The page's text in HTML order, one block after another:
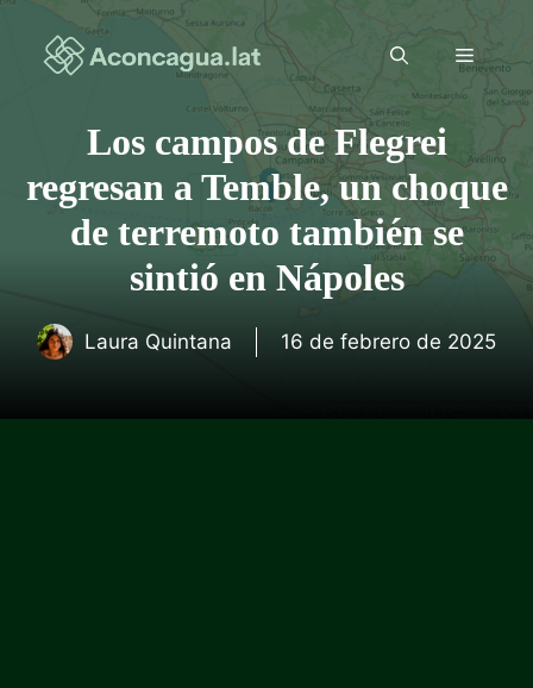
contenido
Menú
Los campos de Flegrei
regresan a Temble, un choque
de terremoto también se
sintió en Nápoles
Laura Quintana 16 de febrero de 2025